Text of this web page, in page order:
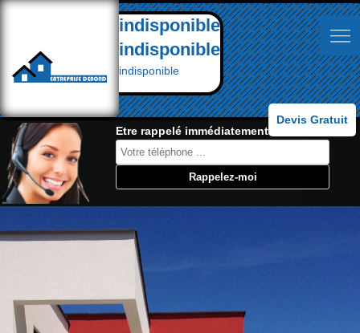
indisponible
indisponible
indisponible
Devis Gratuit
Etre rappelé immédiatement: